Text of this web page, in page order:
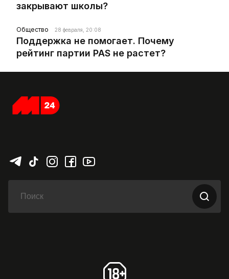
закрывают школы?
Общество 28 февраля, 20:08
Поддержка не помогает. Почему
рейтинг партии PAS не растет?